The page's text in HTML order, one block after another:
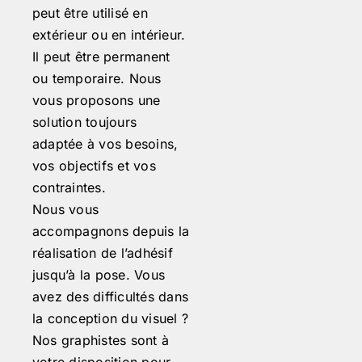
peut être utilisé en
extérieur ou en intérieur.
Il peut être permanent
ou temporaire. Nous
vous proposons une
solution toujours
adaptée à vos besoins,
vos objectifs et vos
contraintes.
Nous vous
accompagnons depuis la
réalisation de l’adhésif
jusqu’à la pose. Vous
avez des difficultés dans
la conception du visuel ?
Nos graphistes sont à